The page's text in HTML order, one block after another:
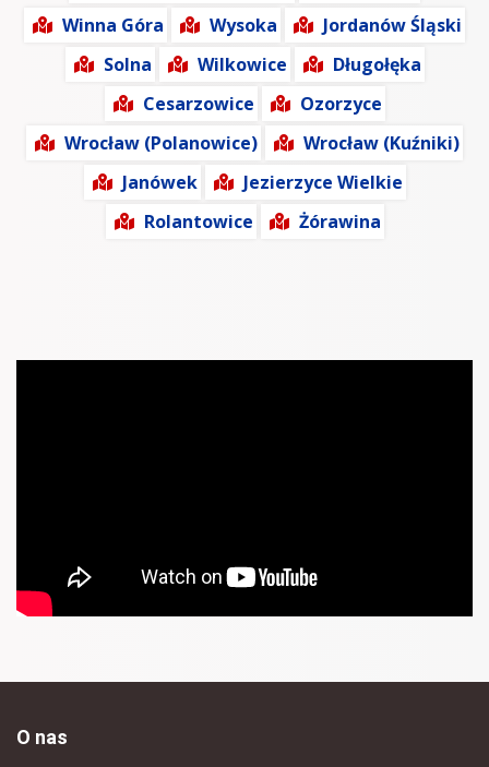
Winna Góra
Wysoka
Jordanów Śląski
Solna
Wilkowice
Długołęka
Cesarzowice
Ozorzyce
Wrocław (Polanowice)
Wrocław (Kuźniki)
Janówek
Jezierzyce Wielkie
Rolantowice
Żórawina
O nas